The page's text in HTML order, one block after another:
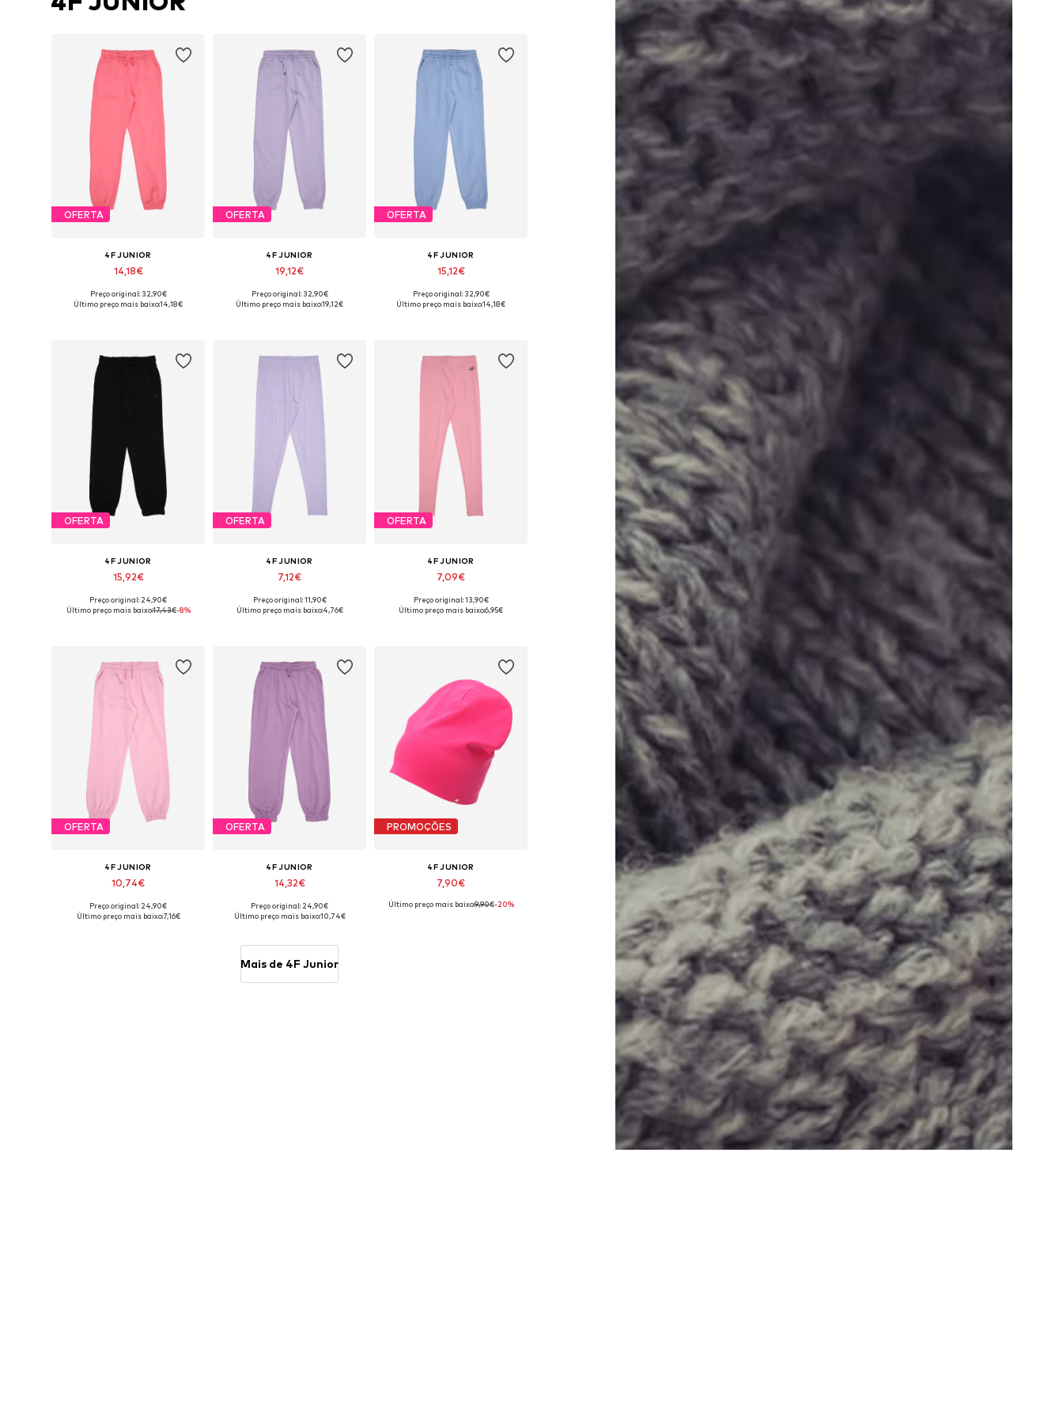
OFERTA
4F JUNIOR
14,18€
Preço original: 32,90€
Último preço mais baixo:14,18€
OFERTA
4F JUNIOR
19,12€
Preço original: 32,90€
Último preço mais baixo:19,12€
OFERTA
4F JUNIOR
15,12€
Tamanhos disponíveis: 134, 152
Preço original: 32,90€
Último preço mais baixo:14,18€
OFERTA
4F JUNIOR
15,92€
Tamanhos disponíveis: 140, 164
Preço original: 24,90€
Último preço mais baixo:17,43€-8%
OFERTA
4F JUNIOR
7,12€
Tamanhos disponíveis: 164
Preço original: 11,90€
Último preço mais baixo:4,76€
OFERTA
4F JUNIOR
7,09€
Preço original: 13,90€
Último preço mais baixo:6,95€
OFERTA
4F JUNIOR
10,74€
Preço original: 24,90€
Último preço mais baixo:7,16€
OFERTA
4F JUNIOR
14,32€
Tamanhos disponíveis: 152, 158
Preço original: 24,90€
Último preço mais baixo:10,74€
PROMOÇÕES
4F JUNIOR
7,90€
Tamanhos disponíveis: 48-54
Último preço mais baixo:9,90€-20%
Mais de 4F Junior